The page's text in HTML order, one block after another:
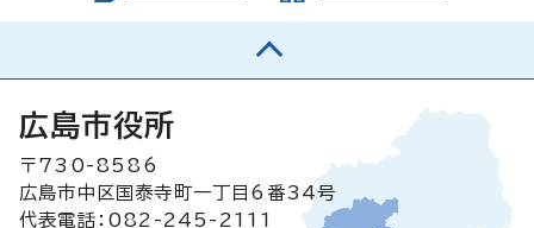
広島市役所
〒730-8586
広島市中区国泰寺町一丁目6番34号
代表電話：082-245-2111